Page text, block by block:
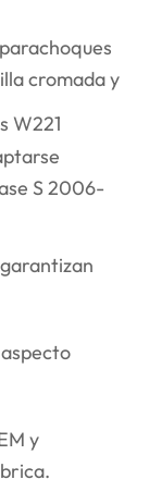
cromada y
W221
S 2006-
y